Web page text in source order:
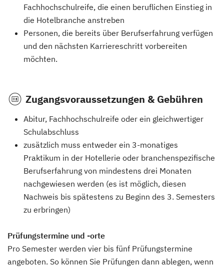
Fachhochschulreife, die einen beruflichen Einstieg in
die Hotelbranche anstreben
Personen, die bereits über Berufserfahrung verfügen
und den nächsten Karriereschritt vorbereiten
möchten.
Zugangsvoraussetzungen & Gebühren
Abitur, Fachhochschulreife oder ein gleichwertiger
Schulabschluss
zusätzlich muss entweder ein 3-monatiges
Praktikum in der Hotellerie oder branchenspezifische
Berufserfahrung von mindestens drei Monaten
nachgewiesen werden (es ist möglich, diesen
Nachweis bis spätestens zu Beginn des 3. Semesters
zu erbringen)
Prüfungstermine und -orte
Pro Semester werden vier bis fünf Prüfungstermine
angeboten. So können Sie Prüfungen dann ablegen, wenn